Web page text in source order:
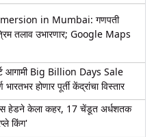
in Mumbai: गणपती
तलाव उभारणार; Google Maps
आगामी Big Billion Days Sale
होणार पूर्ती केंद्रांचा विस्तार
हेडने केला कहर, 17 चेंडूत अर्धशतक
किंग'